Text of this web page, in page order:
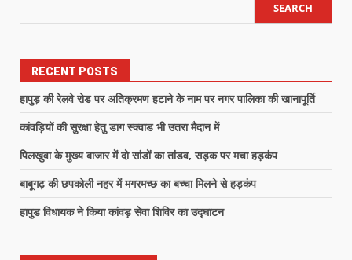
SEARCH
RECENT POSTS
हापुड़ की रेलवे रोड पर अतिक्रमण हटाने के नाम पर नगर पालिका की खानापूर्ति
कांवड़ियों की सुरक्षा हेतु डाग स्क्वाड भी उतरा मैदान में
पिलखुवा के मुख्य बाजार में दो सांडों का तांडव, सड़क पर मचा हड़कंप
बाबूगढ़ की छपकोली नहर में मगरमच्छ का बच्चा मिलने से हड़कंप
हापुड विधायक ने किया कांवड़ सेवा शिविर का उद्घाटन